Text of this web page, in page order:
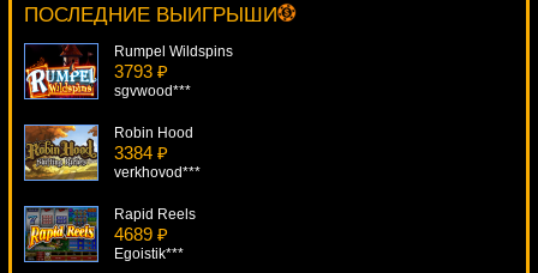
ПОСЛЕДНИЕ ВЫИГРЫШИ
number***
Rumpel Wildspins
3793 ₽
sgvwood***
Robin Hood
3384 ₽
verkhovod***
Rapid Reels
4689 ₽
Egoistik***